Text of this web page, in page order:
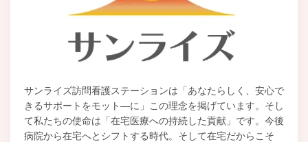
サンライズ訪問看護ステーションは「あなたらしく、安心で
きるサポートをモット―に」この理念を掲げています。そし
て私たちの使命は「在宅医療への持続した貢献」です。今後
病院から在宅へとシフトする時代。そして在宅だからこそ